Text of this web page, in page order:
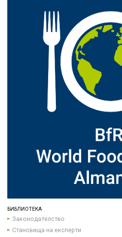
БИБЛИОТЕКА
Законодателство
Становища на експерти